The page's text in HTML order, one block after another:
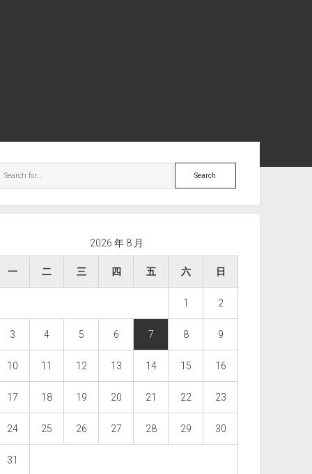
Search
2026 年 8 月
一 二 三 四 五 六 日
1 2
3 4 5 6 7 8 9
10 11 12 13 14 15 16
17 18 19 20 21 22 23
24 25 26 27 28 29 30
31